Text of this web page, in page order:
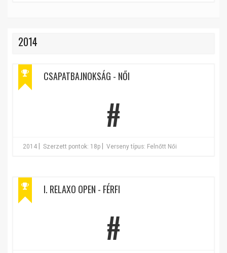
2014
CSAPATBAJNOKSÁG - NŐI
#
2014 Szerzett pontok: 18p Verseny típus: Felnőtt Női
I. RELAXO OPEN - FÉRFI
#